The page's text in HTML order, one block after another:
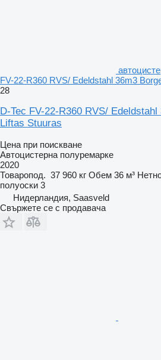
FV-22-R360 RVS/ Edeldstahl 36m3
28
D-Tec FV-22-R360 RVS/
Liftas Stuuras
Цена при поискване
Автоцистерна полуремарке
2020
Товаропод. 37 960 кг Обем 36 м³
полуоски 3
Нидерландия, Saasveld
Свържете се с продавача